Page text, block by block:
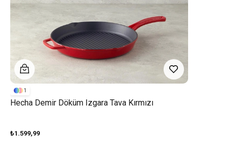
Hecha Demir Döküm Izgara Tava Kırmızı
₺1.599,99
1